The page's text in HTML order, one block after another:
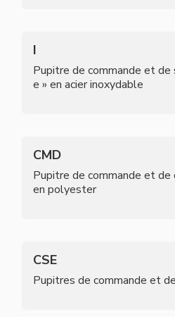
I
Pupitre de commande et de
e » en acier inoxydable
CMD
Pupitre de commande et de
en polyester
CSE
Pupitres de commande et